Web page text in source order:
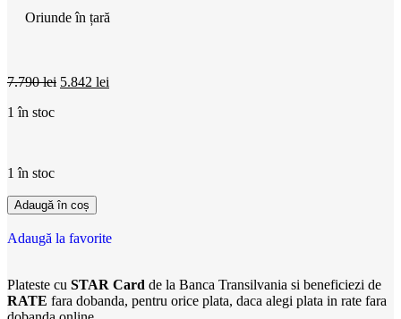
Oriunde în țară
7.790lei 5.842 lei
1 în stoc
1 în stoc
Adaugă în coș
Adaugă la favorite
Plateste cu STAR Card de la Banca Transilvania si beneficiezi de
RATE fara dobanda, pentru orice plata, daca alegi plata in rate fara